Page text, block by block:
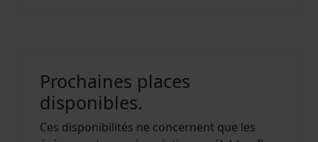
Prochaines places
disponibles.
Ces disponibilités ne concernent que les